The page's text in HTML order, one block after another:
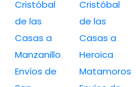
Cristóbal
de las
Casas a
Manzanillo
Envíos de
Cristóbal
de las
Casas a
Heroica
Matamoros